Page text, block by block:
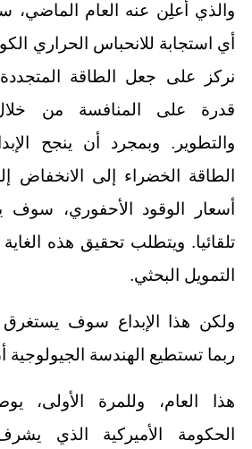
والذي أُعلِن عنه العام الماضي،
أي استجابة للانحباس الحراري
نركز على جعل الطاقة
قدرة على المنافسة من
والتطوير. وبمجرد أن ينجح
الطاقة الخضراء إلى
أسعار الوقود الأحفوري، سوف
تلقائيا. ويتطلب تحقيق هذه
التمويل البحثي.
ولكن هذا الإبداع سوف
ربما تستطيع الهندسة الجيولوجية
هذا العام، وللمرة الأولى،
الحكومة الأميركية الذي